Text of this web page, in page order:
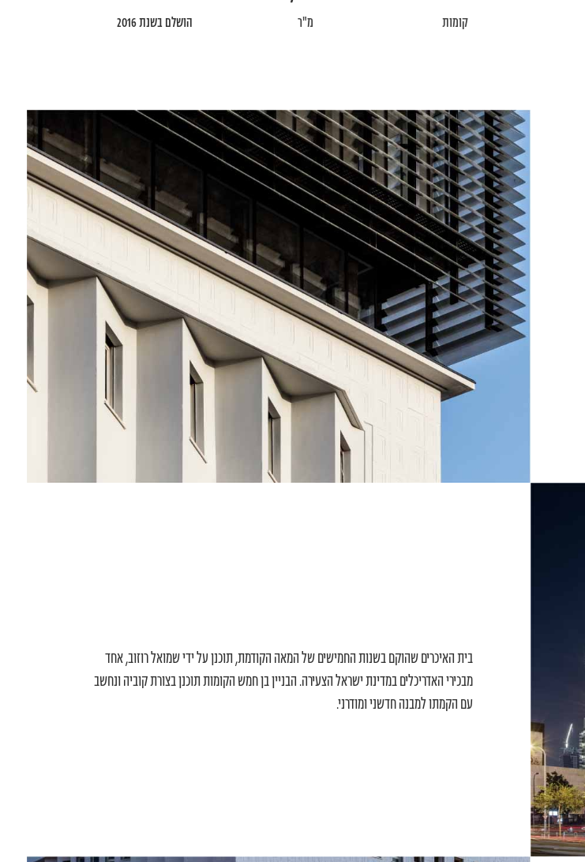
קומות מ"ר הושלם בשנת 2016
בית האיכרים שהוקם בשנות החמישים של המאה הקודמת, תוכנן על ידי שמואל רוזוב, אחד
מבכירי האדריכלים במדינת ישראל הצעירה. הבניין בן חמש הקומות תוכנן בצורת קוביה ונחשב
עם הקמתו למבנה חדשני ומודרני.